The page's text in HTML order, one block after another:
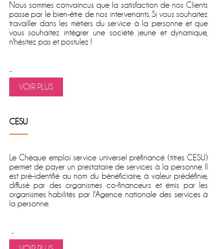
Nous sommes convaincus que la satisfaction de nos Clients
passe par le bien-être de nos intervenants. Si vous souhaitez
travailler dans les métiers du service à la personne et que
vous souhaitez intégrer une société jeune et dynamique,
n'hésitez pas et postulez !
...
VOIR PLUS
CESU
LeChèque emploi service universel préfinancé (titres CESU)
permet de payer un prestataire de services à la personne. Il
est pré-identifié au nom du bénéficiaire, à valeur prédéfinie,
diffusé par des organismes co-financeurs et émis par les
organismes habilités par l'Agence nationale des services à
la personne.
...